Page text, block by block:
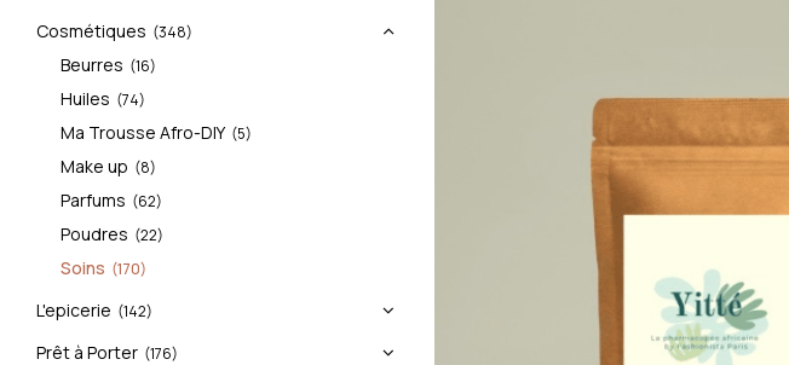
Cosmétiques (348)
Beurres (16)
Huiles (74)
Ma Trousse Afro-DIY (5)
Make up (8)
Parfums (62)
Poudres (22)
Soins (170)
L'epicerie (142)
Prêt à Porter (176)